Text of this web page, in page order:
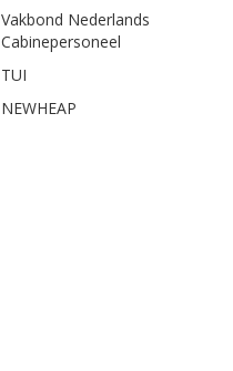
Vakbond Nederlands
Cabinepersoneel
TUI
NEWHEAP